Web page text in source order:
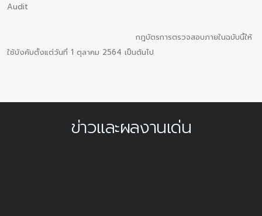
Audit
กฎบัตรการตรวจสอบภายในฉบับนี้ให้
ใช้บังคับตั้งแต่วันที่ 1 ตุลาคม 2564 เป็นต้นไป
ข่าวและผลงานเด่น